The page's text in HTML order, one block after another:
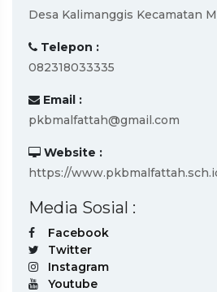
Desa Kalimanggis Kecamatan
Telepon :
082318033335
Email :
pkbmalfattah@gmail.com
Website :
https://
Media Sosial :
Facebook
Twitter
Instagram
Youtube